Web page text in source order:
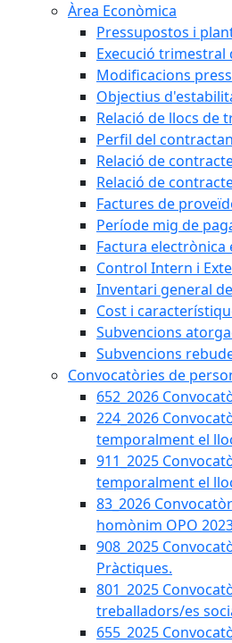
Àrea Econòmica
Pressupostos i
Execució
Modificacions
Objectius
Relació de llocs de
Perfil del
Relació de
Relació de
Factures de
Període mig de
Factura electrònica
Control Intern i
Inventari general
Cost i
Subvencions
Subvencions
Convocatòries de
652_2026
224_2026
temporalment el
911_2025
temporalment el
83_2026
homònim OPO
908_2025
Pràctiques.
801_2025
treballadors/es
655_2025